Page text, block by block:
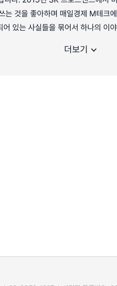
는 것을 좋아하며 매일경제 M테크
있는 사실들을 묶어서 하나의 이
더보기